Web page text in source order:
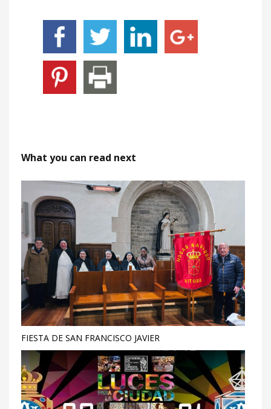
What you can read next
FIESTA DE SAN FRANCISCO JAVIER